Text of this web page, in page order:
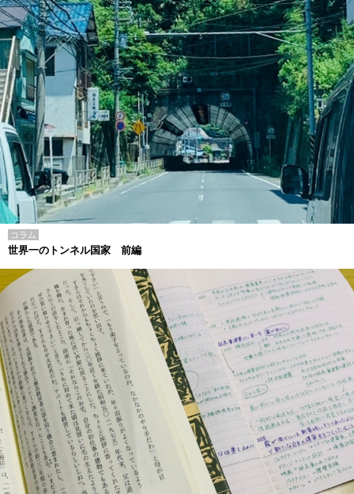
コラム
世界一のトンネル国家 前編